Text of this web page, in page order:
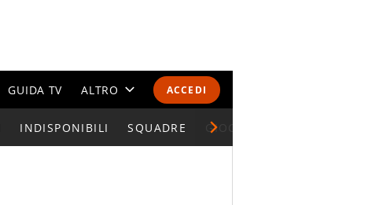
ACCEDI
GUIDA TV ALTRO
CALENDARI E CLASSIFICHE
INDISPONIBILI SQUADRE GIOCATORI SERIE A